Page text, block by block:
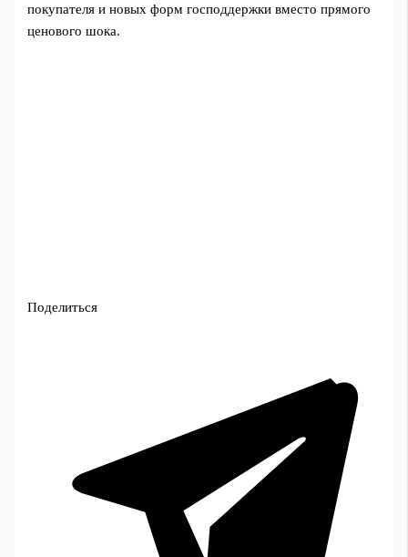
покупателя и новых форм господдержки вместо прямого
ценового шока.
Поделиться